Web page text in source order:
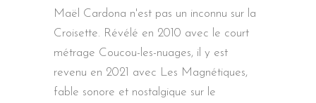
Maël Cardona n'est pas un inconnu sur la
Croisette. Révélé en 2010 avec le court
métrage Coucou-les-nuages, il y est
revenu en 2021 avec Les Magnétiques,
fable sonore et nostalgique sur le